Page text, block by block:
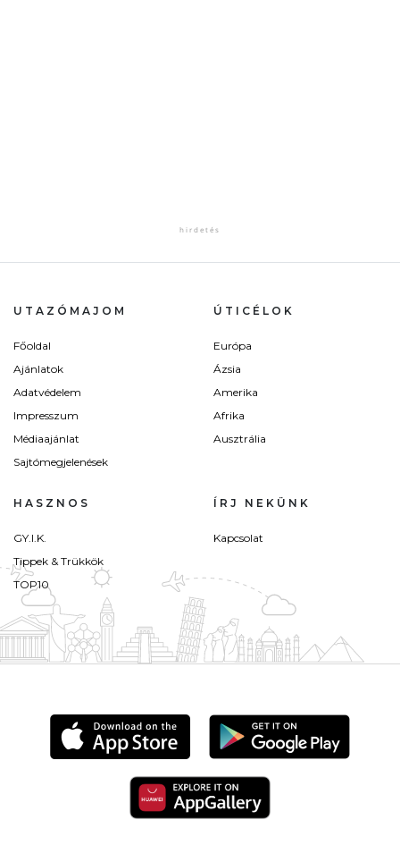
UTAZÓMAJOM
Főoldal
Ajánlatok
Adatvédelem
Impresszum
Médiaajánlat
Sajtómegjelenések
ÚTICÉLOK
Európa
Ázsia
Amerika
Afrika
Ausztrália
HASZNOS
GY.I.K.
Tippek & Trükkök
TOP10
ÍRJ NEKÜNK
Kapcsolat